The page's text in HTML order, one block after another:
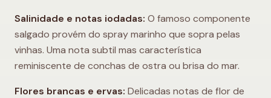
Salinidade e notas iodadas: O famoso componente
salgado provém do spray marinho que sopra pelas
vinhas. Uma nota subtil mas característica
reminiscente de conchas de ostra ou brisa do mar.
Flores brancas e ervas: Delicadas notas de flor de